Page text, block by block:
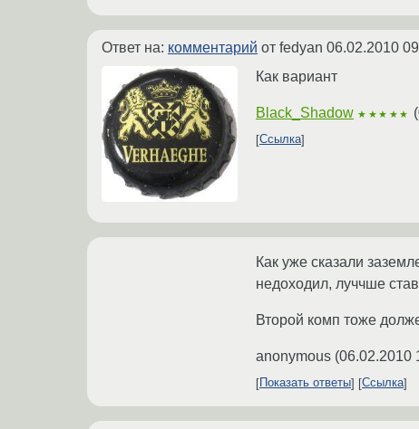
Ответ на: комментарий от fedyan 06.02.2010
Как вариант
Black_Shadow ★★★★★ (
Ссылка
Как уже сказали
недоходил, луччше
Второй комп тоже
anonymous (06.02.2010
Показать ответы Ссылка